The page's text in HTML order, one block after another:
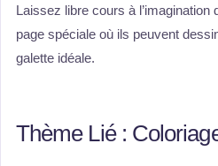
Laissez libre cours à l’imagination
page spéciale où ils peuvent
galette idéale.
Thème Lié :